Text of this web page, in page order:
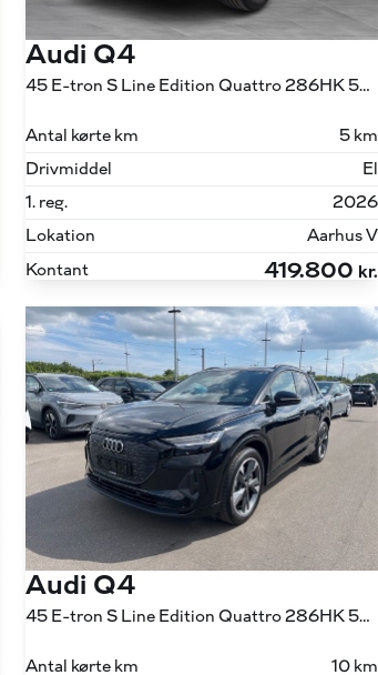
Audi Q4
45 E-tron S Line Edition Quattro 286HK 5d Aut.
Antal kørte km
5 km
Drivmiddel
El
1. reg.
2026
Lokation
Aarhus V
Kontant
419.800 kr.
Audi Q4
45 E-tron S Line Edition Quattro 286HK 5d Aut.
Antal kørte km
10 km